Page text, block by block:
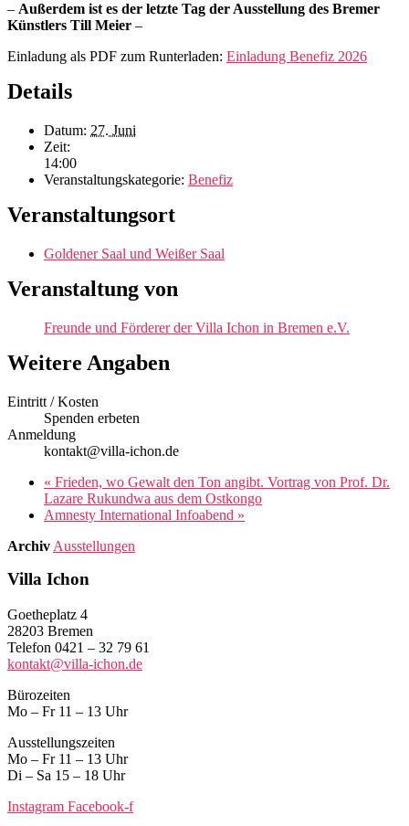
– Außerdem ist es der letzte Tag der Ausstellung des Bremer
Künstlers Till Meier –
Einladung als PDF zum Runterladen: Einladung Benefiz 2026
Details
Datum: 27. Juni
Zeit:
14:00
Veranstaltungskategorie: Benefiz
Veranstaltungsort
Goldener Saal und Weißer Saal
Veranstaltung von
Freunde und Förderer der Villa Ichon in Bremen e.V.
Weitere Angaben
Eintritt / Kosten
Spenden erbeten
Anmeldung
kontakt@villa-ichon.de
« Frieden, wo Gewalt den Ton angibt. Vortrag von Prof. Dr.
Lazare Rukundwa aus dem Ostkongo
Amnesty International Infoabend »
Archiv Ausstellungen
Villa Ichon
Goetheplatz 4
28203 Bremen
Telefon 0421 – 32 79 61
kontakt@villa-ichon.de
Bürozeiten
Mo – Fr 11 – 13 Uhr
Ausstellungszeiten
Mo – Fr 11 – 13 Uhr
Di – Sa 15 – 18 Uhr
Instagram Facebook-f